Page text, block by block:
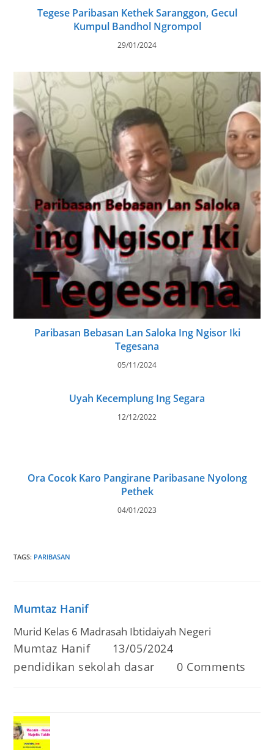
Tegese Paribasan Kethek Saranggon, Gecul
Kumpul Bandhol Ngrompol
29/01/2024
Paribasan Bebasan Lan Saloka Ing Ngisor Iki
Tegesana
05/11/2024
Uyah Kecemplung Ing Segara
12/12/2022
Ora Cocok Karo Pangirane Paribasane Nyolong
Pethek
04/01/2023
TAGS: PARIBASAN
Mumtaz Hanif
Murid Kelas 6 Madrasah Ibtidaiyah Negeri
Post
Mumtaz Hanif
Post
13/05/2024
Post
category:
pendidikan sekolah dasar
Post
0 Comments